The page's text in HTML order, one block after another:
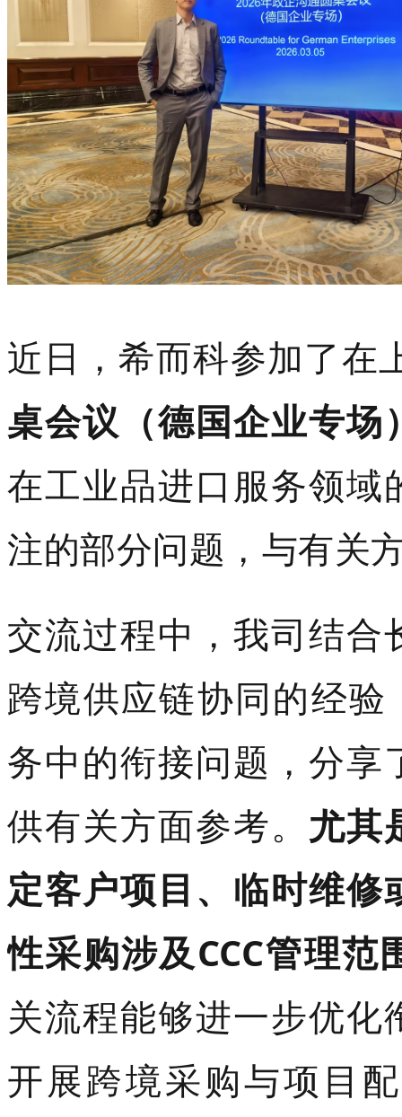
近日，希而科参加了在
桌会议（德国企业专场
在工业品进口服务领域
注的部分问题，与有关
交流过程中，我司结合
跨境供应链协同的经验
务中的衔接问题，分享
供有关方面参考。 尤其
定客户项目、临时维
性采购涉及CCC管理
关流程能够进一步优
开展跨境采购与项目